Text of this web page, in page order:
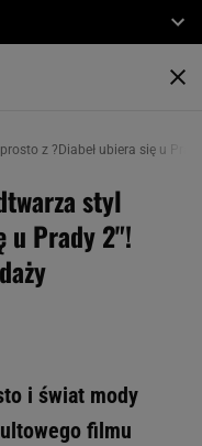
z ?Diabeł ubiera się u
styl
u Prady 2"!
i świat mody
filmu